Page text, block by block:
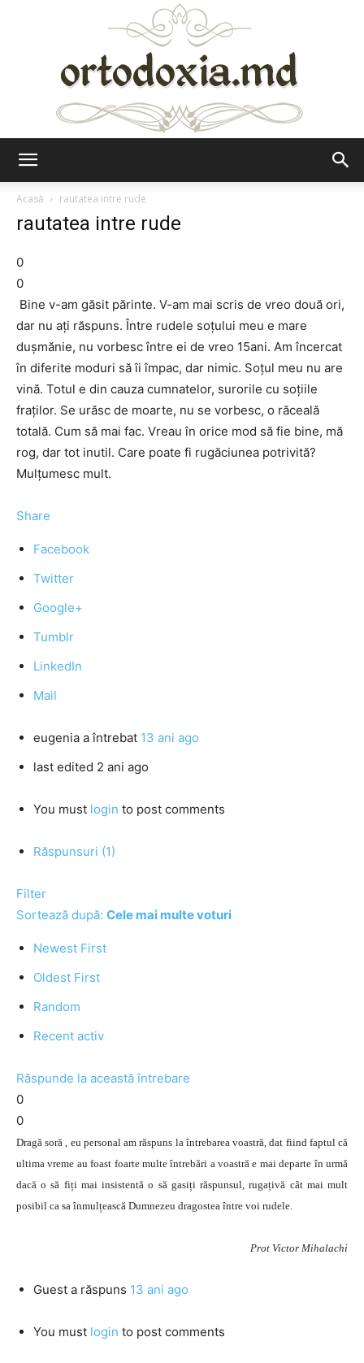
Acasă
rautatea intre rude
rautatea intre rude
0
0
Bine v-am găsit părinte. V-am mai scris de vreo două ori,
dar nu aţi răspuns. Între rudele soţului meu e mare
duşmănie, nu vorbesc între ei de vreo 15ani. Am încercat
în diferite moduri să îi împac, dar nimic. Soţul meu nu are
vină. Totul e din cauza cumnatelor, surorile cu soţiile
fraţilor. Se urăsc de moarte, nu se vorbesc, o răceală
totală. Cum să mai fac. Vreau în orice mod să fie bine, mă
rog, dar tot inutil. Care poate fi rugăciunea potrivită?
Mulţumesc mult.
Share
Facebook
Twitter
Google+
Tumblr
LinkedIn
Mail
eugenia a întrebat 13 ani ago
last edited 2 ani ago
You must login to post comments
Răspunsuri (1)
Filter
Sortează după: Cele mai multe voturi
Newest First
Oldest First
Random
Recent activ
Răspunde la această întrebare
0
0
Dragă soră , eu personal am răspuns la întrebarea voastră, dat fiind faptul că
ultima vreme au foast foarte multe întrebări a voastră e mai departe în urmă
dacă o să fiți mai insistentă o să gasiți răspunsul, rugațivă cât mai mult
posibil ca sa înmulțească Dumnezeu dragostea între voi rudele.
Prot Victor Mihalachi
Guest a răspuns 13 ani ago
You must login to post comments